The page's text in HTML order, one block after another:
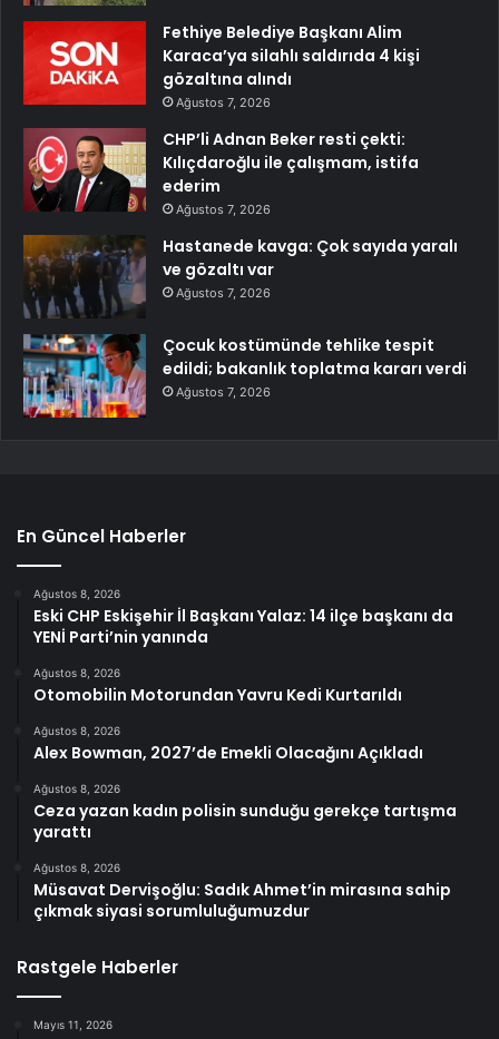
Fethiye Belediye Başkanı Alim
Karaca’ya silahlı saldırıda 4 kişi
gözaltına alındı
Ağustos 7, 2026
CHP’li Adnan Beker resti çekti:
Kılıçdaroğlu ile çalışmam, istifa
ederim
Ağustos 7, 2026
Hastanede kavga: Çok sayıda yaralı
ve gözaltı var
Ağustos 7, 2026
Çocuk kostümünde tehlike tespit
edildi; bakanlık toplatma kararı verdi
Ağustos 7, 2026
En Güncel Haberler
Ağustos 8, 2026
Eski CHP Eskişehir İl Başkanı Yalaz: 14 ilçe başkanı da
YENİ Parti’nin yanında
Ağustos 8, 2026
Otomobilin Motorundan Yavru Kedi Kurtarıldı
Ağustos 8, 2026
Alex Bowman, 2027’de Emekli Olacağını Açıkladı
Ağustos 8, 2026
Ceza yazan kadın polisin sunduğu gerekçe tartışma
yarattı
Ağustos 8, 2026
Müsavat Dervişoğlu: Sadık Ahmet’in mirasına sahip
çıkmak siyasi sorumluluğumuzdur
Rastgele Haberler
Mayıs 11, 2026